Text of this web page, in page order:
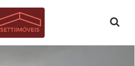
Página inicial